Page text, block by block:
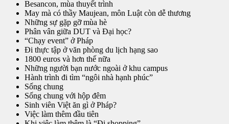
Besancon, mùa thuyết trình
May mà có thầy Maujean, môn Luật còn dễ thương
Những sự gặp gỡ mùa hè
Phân vân giữa DUT và Đại học?
“Chạy event” ở Pháp
Đi thực tập ở văn phòng du lịch hạng sao
1800 euros và hơn thế nữa
Những người bạn nước ngoài ở khu campus
Hành trình đi tìm “ngôi nhà hạnh phúc”
Sống chung
Sống chung với hộp đêm
Sinh viên Việt ăn gì ở Pháp?
Việc làm thêm đầu tiên